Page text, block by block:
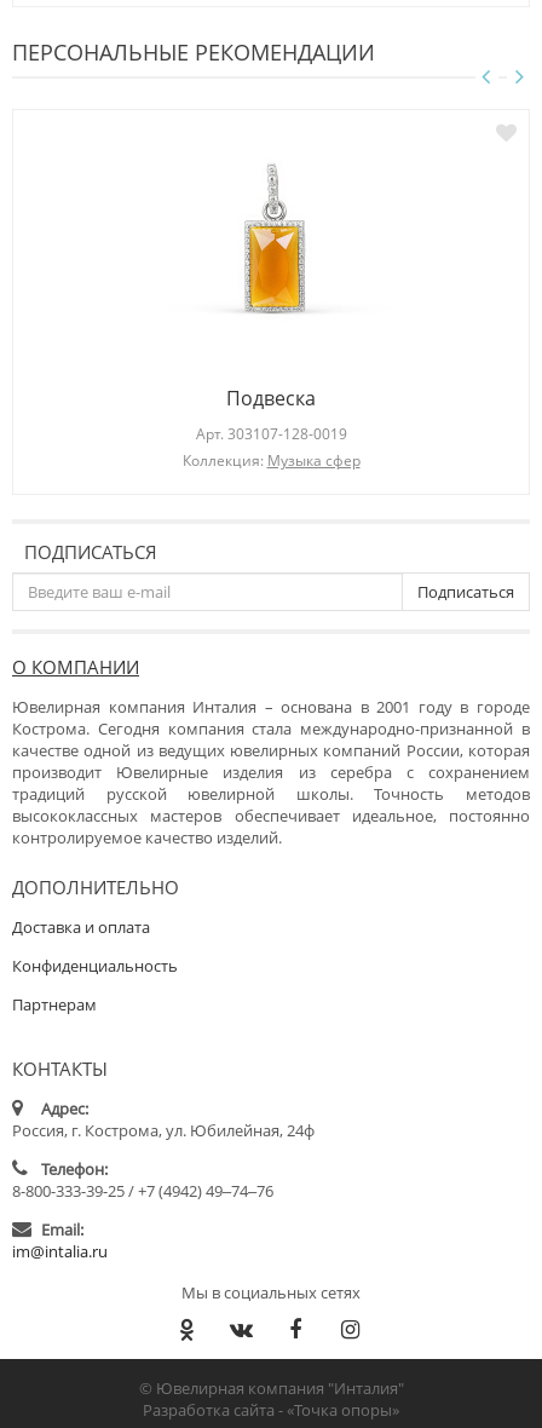
ПЕРСОНАЛЬНЫЕ РЕКОМЕНДАЦИИ
Подвеска
Арт. 303107-128-0019
Коллекция: Музыка сфер
ПОДПИСАТЬСЯ
Подписаться
О КОМПАНИИ
Ювелирная компания Инталия – основана в 2001 году в городе
Кострома. Сегодня компания стала международно-признанной в
качестве одной из ведущих ювелирных компаний России, которая
производит Ювелирные изделия из серебра с сохранением
традиций русской ювелирной школы. Точность методов
высококлассных мастеров обеспечивает идеальное, постоянно
контролируемое качество изделий.
ДОПОЛНИТЕЛЬНО
Доставка и оплата
Конфиденциальность
Партнерам
КОНТАКТЫ
Адрес:
Россия, г. Кострома, ул. Юбилейная, 24ф
Телефон:
8-800-333-39-25 / +7 (4942) 49‒74‒76
Email:
im@intalia.ru
Мы в социальных сетях
© Ювелирная компания "Инталия"
Разработка сайта -«Точка опоры»